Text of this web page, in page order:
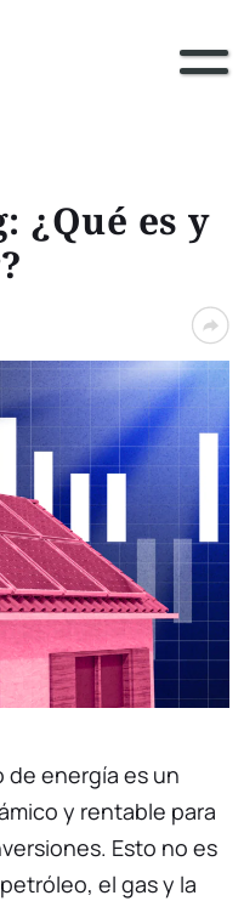
¿Qué es y
de energía es un
y rentable para
Esto no es
el gas y la